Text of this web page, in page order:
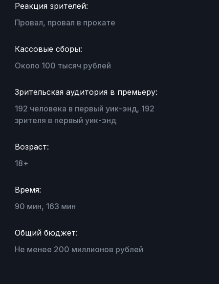
Реакция зрителей:
Провал, провал в прокате
Кассовые сборы:
Около 100 тысяч рублей
Зрительская аудитория в премьеру:
192 человека в первый уик-энд, 192
зрителя в первый уик-энд
Возраст:
18+
Время:
90 мин, 163 мин
Общий бюджет:
Не менее 200 миллионов рублей